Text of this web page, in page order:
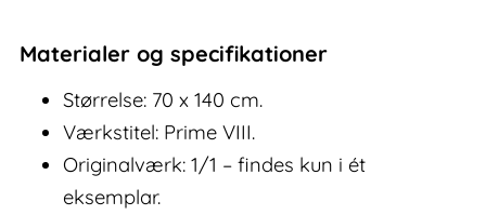
Materialer og specifikationer
Størrelse: 70 x 140 cm.
Værkstitel: Prime VIII.
Originalværk: 1/1 – findes kun i ét
eksemplar.